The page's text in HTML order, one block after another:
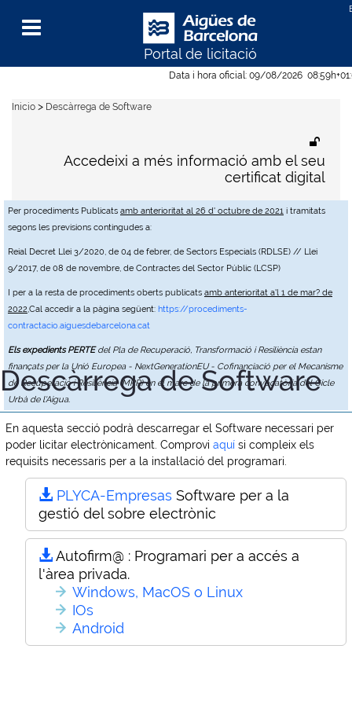
Data i hora oficial: 09/08/2026 08:59h
Per procediments Publicats amb anterioritat al 26 d' octubre de 2021 i tramitats
segons les previsions contingudes a:
Reial Decret Llei 3/2020, de 04 de febrer, de Sectors Especials (RDLSE) // Llei
9/2017, de 08 de novembre, de Contractes del Sector Públic (LCSP)
I per a la resta de procediments oberts publicats amb anterioritat a'l 1 de mar? de
2022,Cal accedir a la pàgina següent: https://procediments-
contractacio.aiguesdebarcelona.cat
Els expedients PERTEdel Pla de Recuperació, Transformació i Resiliència estan
finançats per la Unió Europea - NextGenerationEU - Cofinanciació per el Mecanisme
de Recuperació i Resiliència (MRR) en el marc de la primera convocatòria del Cicle
Urbà de l'Aigua.
Portal de licitació
Menu
Accedeixi a més informació amb el seu
certificat digital
Inicio > Descàrrega de Software
Descàrrega de Software
En aquesta secció podrà descarregar el Software necessari per
poder licitar electrònicament. Comprovi aquí si compleix els
requisits necessaris per a la instal·lació del programari.
PLYCA-Empresas Software per a la
gestió del sobre electrònic
Autofirm@ : Programari per a accés a
l'àrea privada.
Windows, MacOS o Linux
IOs
Android